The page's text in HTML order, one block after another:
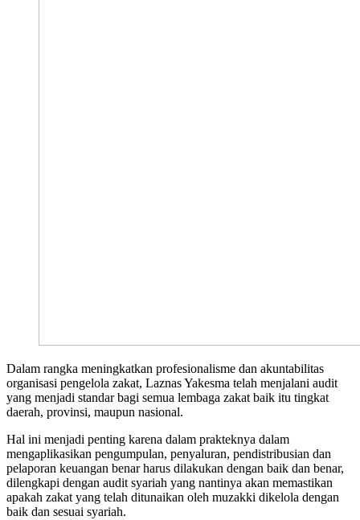
Dalam rangka meningkatkan profesionalisme dan akuntabilitas
organisasi pengelola zakat, Laznas Yakesma telah menjalani audit
yang menjadi standar bagi semua lembaga zakat baik itu tingkat
daerah, provinsi, maupun nasional.
Hal ini menjadi penting karena dalam prakteknya dalam
mengaplikasikan pengumpulan, penyaluran, pendistribusian dan
pelaporan keuangan benar harus dilakukan dengan baik dan benar,
dilengkapi dengan audit syariah yang nantinya akan memastikan
apakah zakat yang telah ditunaikan oleh muzakki dikelola dengan
baik dan sesuai syariah.